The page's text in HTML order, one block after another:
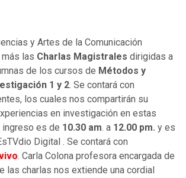
y Artes de la Comunicación
las Charlas Magistrales dirigidas a
de los cursos de Métodos y
1 y 2. Se contará con
los cuales nos compartirán su
en investigación en estas
es de 10.30 am. a 12.00 pm. y es
Digital . Se contará con
. Carla Colona profesora encargada de
las charlas nos extiende una cordial